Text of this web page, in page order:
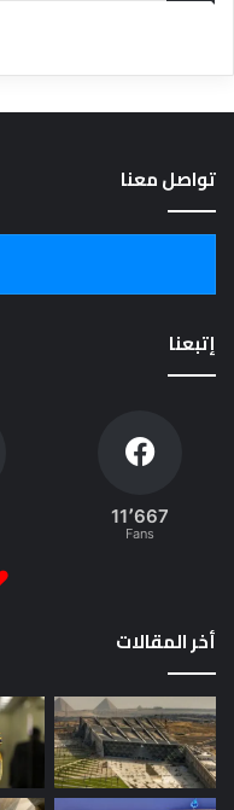
تواصل معنا
إتبعنا
11٬667
Fans
أخر المقالات